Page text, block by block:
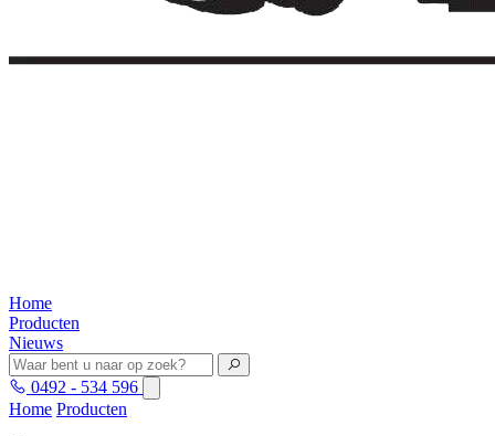
Home
Producten
Nieuws
0492 - 534 596
Home Producten